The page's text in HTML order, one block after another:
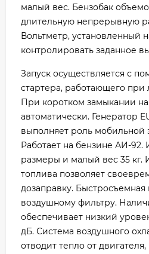
малый вес. Бензобак
длительную непрерывную
Вольтметр, установленный
контролировать заданное
Запуск осуществляется с
стартера, работающего
При коротком замыкании
автоматически. Генератор
выполняет роль мобильной
Работает на бензине АИ-92.
размеры и малый вес 35 кг.
топлива позволяет
дозаправку.
воздушному фильтру.
обеспечивает низкий
дБ. Система воздушного
отводит тепло от